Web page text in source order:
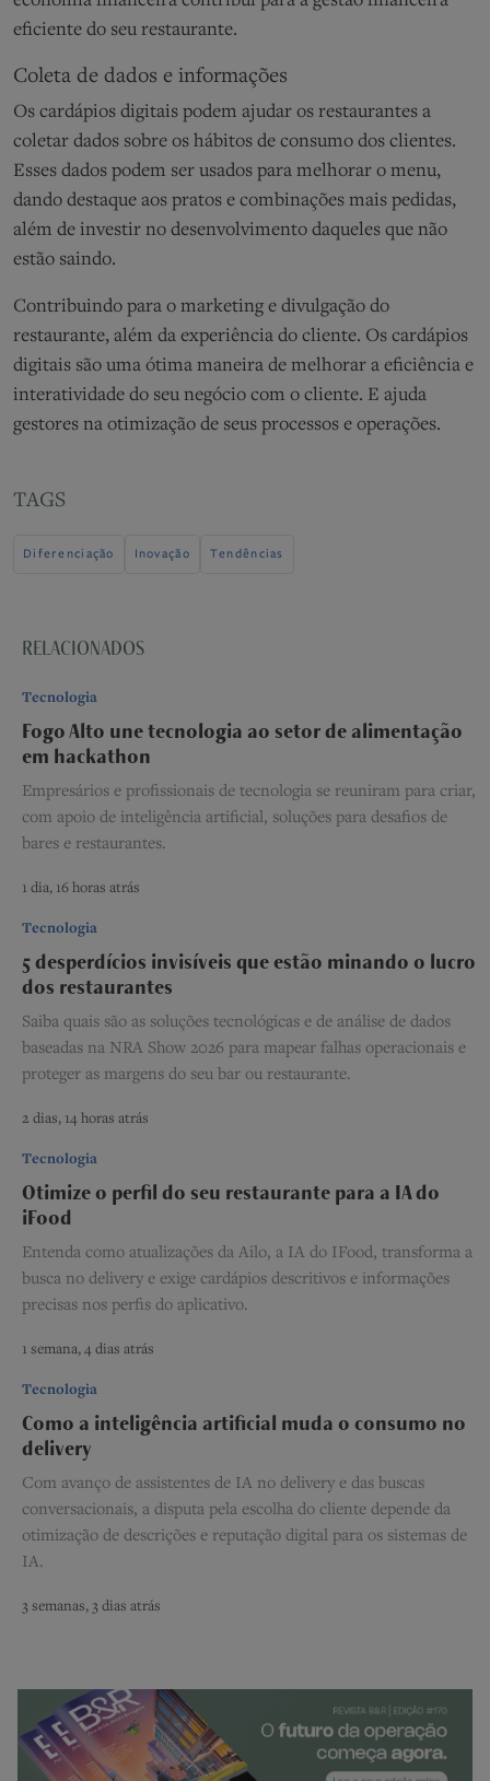
eficiente do seu restaurante.
Coleta de dados e informações
Os cardápios digitais podem ajudar os restaurantes a
coletar dados sobre os hábitos de consumo dos clientes.
Esses dados podem ser usados para melhorar o menu,
dando destaque aos pratos e combinações mais pedidas,
além de investir no desenvolvimento daqueles que não
estão saindo.
Contribuindo para o marketing e divulgação do
restaurante, além da experiência do cliente. Os cardápios
digitais são uma ótima maneira de melhorar a eficiência e
interatividade do seu negócio com o cliente. E ajuda
gestores na otimização de seus processos e operações.
TAGS
Diferenciação Inovação Tendências
RELACIONADOS
Tecnologia
Fogo Alto une tecnologia ao setor de alimentação
em hackathon
Empresários e profissionais de tecnologia se reuniram para criar,
com apoio de inteligência artificial, soluções para desafios de
bares e restaurantes.
1 dia, 16 horas atrás
Tecnologia
5 desperdícios invisíveis que estão minando o lucro
dos restaurantes
Saiba quais são as soluções tecnológicas e de análise de dados
baseadas na NRA Show 2026 para mapear falhas operacionais e
proteger as margens do seu bar ou restaurante.
2 dias, 14 horas atrás
Tecnologia
Otimize o perfil do seu restaurante para a IA do
iFood
Entenda como atualizações da Ailo, a IA do IFood, transforma a
busca no delivery e exige cardápios descritivos e informações
precisas nos perfis do aplicativo.
1 semana, 4 dias atrás
Tecnologia
Como a inteligência artificial muda o consumo no
delivery
Com avanço de assistentes de IA no delivery e das buscas
conversacionais, a disputa pela escolha do cliente depende da
otimização de descrições e reputação digital para os sistemas de
IA.
3 semanas, 3 dias atrás